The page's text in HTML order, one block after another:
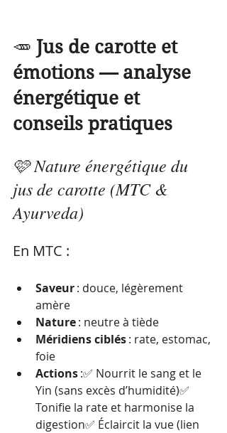
🥕 Jus de carotte et
émotions — analyse
énergétique et
conseils pratiques
🩷 Nature énergétique du
jus de carotte (MTC &
Ayurveda)
En MTC :
Saveur : douce, légèrement
amère
Nature : neutre à tiède
Méridiens ciblés : rate, estomac,
foie
Actions :✅ Nourrit le sang et le
Yin (sans excès d’humidité)✅
Tonifie la rate et harmonise la
digestion✅ Éclaircit la vue (lien